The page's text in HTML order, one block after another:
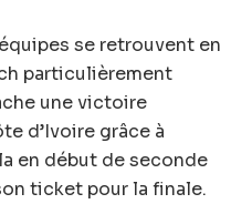
se retrouvent en
particulièrement
une victoire
d’Ivoire grâce à
en début de seconde
ticket pour la finale.